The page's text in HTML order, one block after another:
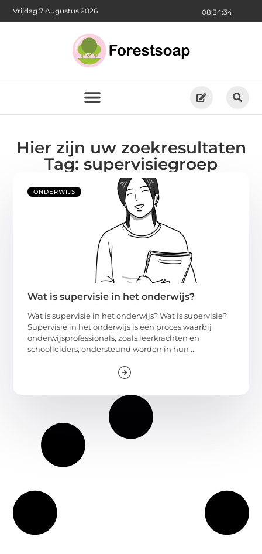
08:34:35
Vrijdag 7 Augustus 2026
Hier zijn uw zoekresultaten
Tag: supervisiegroep
ONDERWIJS
Wat is supervisie in het onderwijs?
Wat is supervisie in het onderwijs? Wat is supervisie?
Supervisie in het onderwijs is een proces waarbij
onderwijsprofessionals, zoals leerkrachten en
schoolleiders, ondersteund worden in hun ...